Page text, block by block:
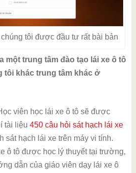
tôi được đầu tư rất bài bản
một trung tâm đào tạo lái xe ô tô
tôi khác trung tâm khác ở
viên học lái xe ô tô sẽ được
tài liệu 450 câu hỏi sát hạch lái xe
sát hạch lái xe trên máy vi tính.
ô tô được học lý thuyết tại trường,
dẫn của giáo viên dạy lái xe ô